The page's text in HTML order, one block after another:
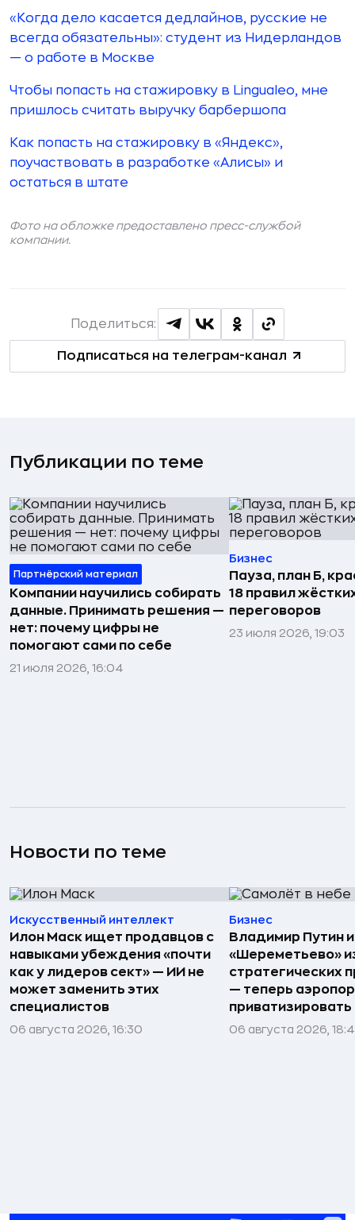
«Когда дело касается дедлайнов, русские не
всегда обязательны»: студент из Нидерландов
— о работе в Москве
Чтобы попасть на стажировку в Lingualeo, мне
пришлось считать выручку барбершопа
Как попасть на стажировку в «Яндекс»,
поучаствовать в разработке «Алисы» и
остаться в штате
Фото на обложке предоставлено пресс-службой
компании.
Подписаться на телеграм-канал
Поделиться:
Публикации по теме
Партнёрский материал
Компании научились собирать
данные. Принимать решения —
нет: почему цифры не
помогают сами по себе
21 июля 2026, 16:04
Бизнес
Пауза, план Б,
18 правил
переговоров
23 июля 2026, 19:03
Новости по теме
Искусственный интеллект
Илон Маск ищет продавцов с
навыками убеждения «почти
как у лидеров сект» — ИИ не
может заменить этих
специалистов
06 августа 2026, 16:30
Бизнес
Владимир Путин
«Шереметьево»
стратегических
— теперь
приватизировать
06 августа 2026,